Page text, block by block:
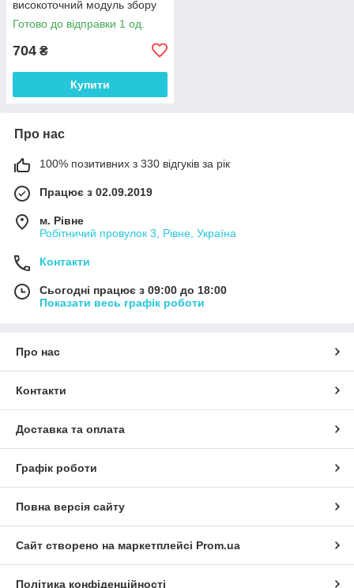
високоточний модуль збору
даних
Готово до відправки 1 од.
704 ₴
Купити
Про нас
100% позитивних з 330 відгуків за рік
Працює з 02.09.2019
м. Рівне
Робітничий провулок 3, Рівне, Україна
Контакти
Сьогодні працює з 09:00 до 18:00
Показати весь графік роботи
Про нас
Контакти
Доставка та оплата
Графік роботи
Повна версія сайту
Сайт створено на маркетплейсі Prom.ua
Політика конфіденційності